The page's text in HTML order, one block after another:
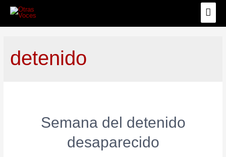
detenido
Semana del detenido
desaparecido